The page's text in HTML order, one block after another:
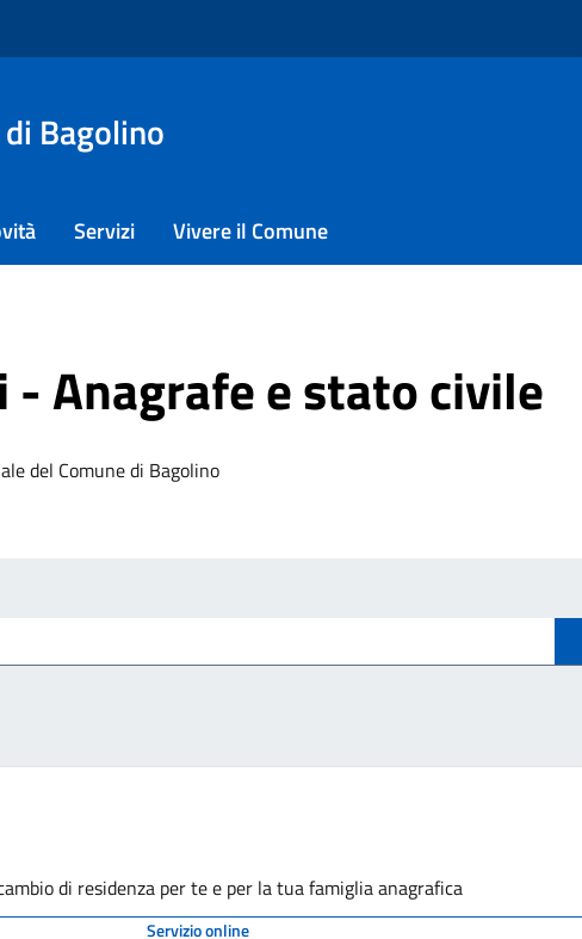
Bagolino
Servizi Vivere il Comune
- Anagrafe e stato civile
del Comune di Bagolino
di residenza per te e per la tua famiglia anagrafica
Servizio online